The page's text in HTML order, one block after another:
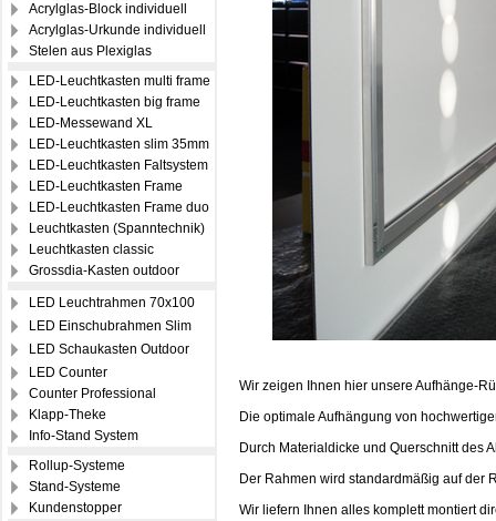
Acrylglas-Block individuell
Acrylglas-Urkunde individuell
Stelen aus Plexiglas
LED-Leuchtkasten multi frame
LED-Leuchtkasten big frame
LED-Messewand XL
LED-Leuchtkasten slim 35mm
LED-Leuchtkasten Faltsystem
LED-Leuchtkasten Frame
LED-Leuchtkasten Frame duo
Leuchtkasten (Spanntechnik)
Leuchtkasten classic
Grossdia-Kasten outdoor
LED Leuchtrahmen 70x100
LED Einschubrahmen Slim
LED Schaukasten Outdoor
LED Counter
Counter Professional
Klapp-Theke
Info-Stand System
Rollup-Systeme
Stand-Systeme
Kundenstopper
Wir zeigen Ihnen hier unsere Aufhänge-
Die optimale Aufhängung von
Durch Materialdicke und Querschnitt des
Der Rahmen wird standardmäßig auf der
Wir liefern Ihnen alles komplett montiert